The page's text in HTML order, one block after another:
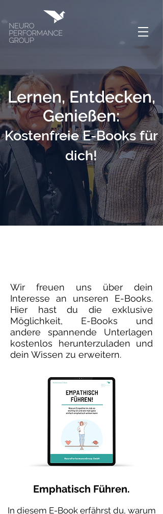
Lernen, Entdecken,
Genießen:
Kostenfreie E-Books für
dich!
Wir freuen uns über dein
Interesse an unseren E-Books.
Hier hast du die exklusive
Möglichkeit, E-Books und
andere spannende Unterlagen
kostenlos herunterzuladen und
dein Wissen zu erweitern.
Emphatisch Führen.
In diesem E-Book erfährst du, warum